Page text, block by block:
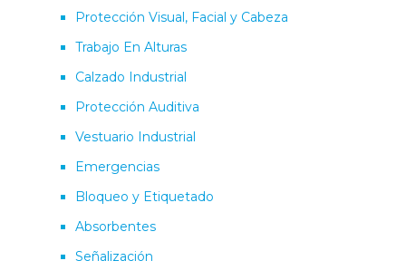
Protección Visual, Facial y Cabeza
Trabajo En Alturas
Calzado Industrial
Protección Auditiva
Vestuario Industrial
Emergencias
Bloqueo y Etiquetado
Absorbentes
Señalización